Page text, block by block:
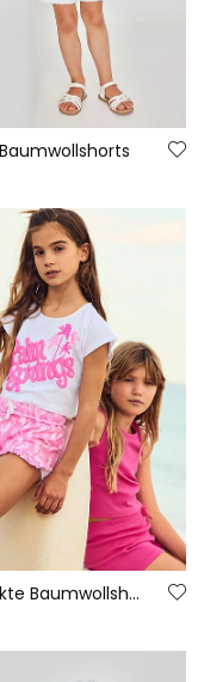
Bedruckte Baumwollshorts